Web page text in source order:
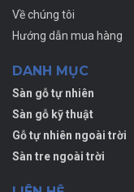
Về chúng tôi
Hướng dẫn mua hàng
DANH MỤC
Sàn gỗ tự nhiên
Sàn gỗ kỹ thuật
Gỗ tự nhiên ngoài trời
Sàn tre ngoài trời